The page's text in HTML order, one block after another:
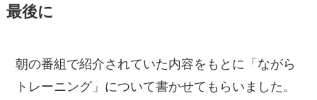
最後に
朝の番組で紹介されていた内容をもとに「ながら
トレーニング」について書かせてもらいました。